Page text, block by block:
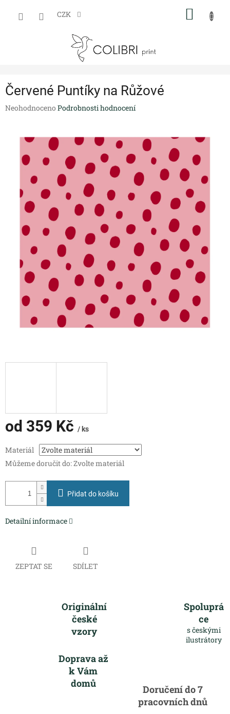
CZK
Červené Puntíky na Růžové
Průměrné
hvězdiček.
Neohodnoceno Podrobnosti hodnocení
od 359 Kč / ks
cena:
Materiál
Můžeme doručit do:Zvolte materiál
Přidat do košíku
Detailní informace
ZEPTAT SE SDÍLET
Originální
české
vzory
Spoluprá
ce
s českými
ilustrátory
Doprava až
k Vám
domů
Doručení do 7
pracovních dnů